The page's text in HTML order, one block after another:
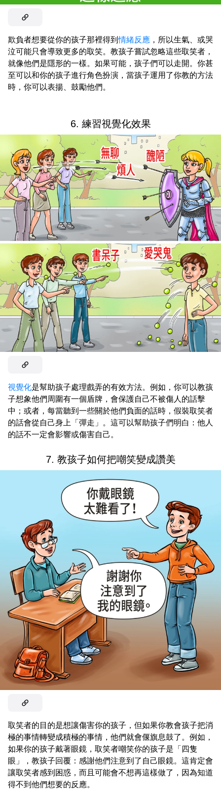
欺負者想要從你的孩子那裡得到情緒反應 ，所以生氣、或哭
泣可能只會導致更多的取笑。教孩子嘗試忽略這些取笑者，
就像他們是隱形的一樣。如果可能，孩子們可以走開。你甚
至可以和你的孩子進行角色扮演，當孩子運用了你教的方法
時，你可以表揚、鼓勵他們。
6. 練習視覺化效果
視覺化是幫助孩子處理戲弄的有效方法。例如，你可以教孩
子想象他們周圍有一個盾牌，會保護自己不被傷人的話擊
中；或者，每當聽到一些關於他們負面的話時，假裝取笑者
的話會從自己身上「彈走」。這可以幫助孩子們明白：他人
的話不一定會影響或傷害自己。
7. 教孩子如何把嘲笑變成讚美
取笑者的目的是想讓傷害你的孩子，但如果你教會孩子把消
極的事情轉變成積極的事情，他們就會偃旗息鼓了。例如，
如果你的孩子戴著眼鏡，取笑者嘲笑你的孩子是「四隻
眼」，教孩子回覆：感謝他們注意到了自己眼鏡。這肯定會
讓取笑者感到困惑，而且可能會不想再這樣做了，因為知道
得不到他們想要的反應。